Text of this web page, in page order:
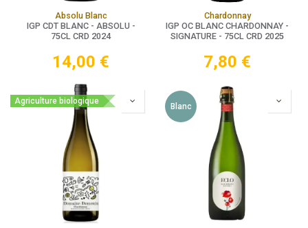
Absolu Blanc
IGP CDT BLANC - ABSOLU -
75CL CRD 2024
14,00 €
Chardonnay
IGP OC BLANC CHARDONNAY -
SIGNATURE - 75CL CRD 2025
7,80 €
Agriculture biologique
Blanc